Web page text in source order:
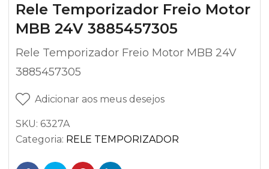
Rele Temporizador Freio Motor
MBB 24V 3885457305
Rele Temporizador Freio Motor MBB 24V
3885457305
Adicionar aos meus desejos
SKU: 6327A
Categoria: RELE TEMPORIZADOR